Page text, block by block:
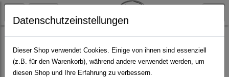
Caketopper
Datenschutzeinstellungen
Dieser Shop verwendet Cookies. Einige von ihnen sind essenziell
(z.B. für den Warenkorb), während andere verwendet werden, um
diesen Shop und Ihre Erfahrung zu verbessern.